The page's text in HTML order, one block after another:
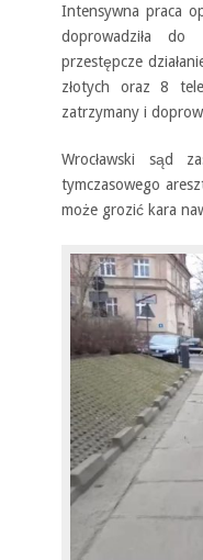
Intensywna praca
doprowadziła do
przestępcze
złotych oraz 8
zatrzymany i
Wrocławski sąd
tymczasowego
może grozić kara